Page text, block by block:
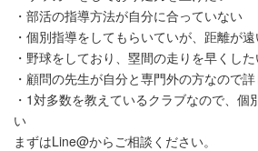
・部活の指導方法が自分に合っていない
・個別指導をしてもらいていが、距離が
・野球をしており、塁間の走りを早くし
・顧問の先生が自分と専門外の方なので
・1対多数を教えているクラブなので、個
い
まずはLine@からご相談ください。